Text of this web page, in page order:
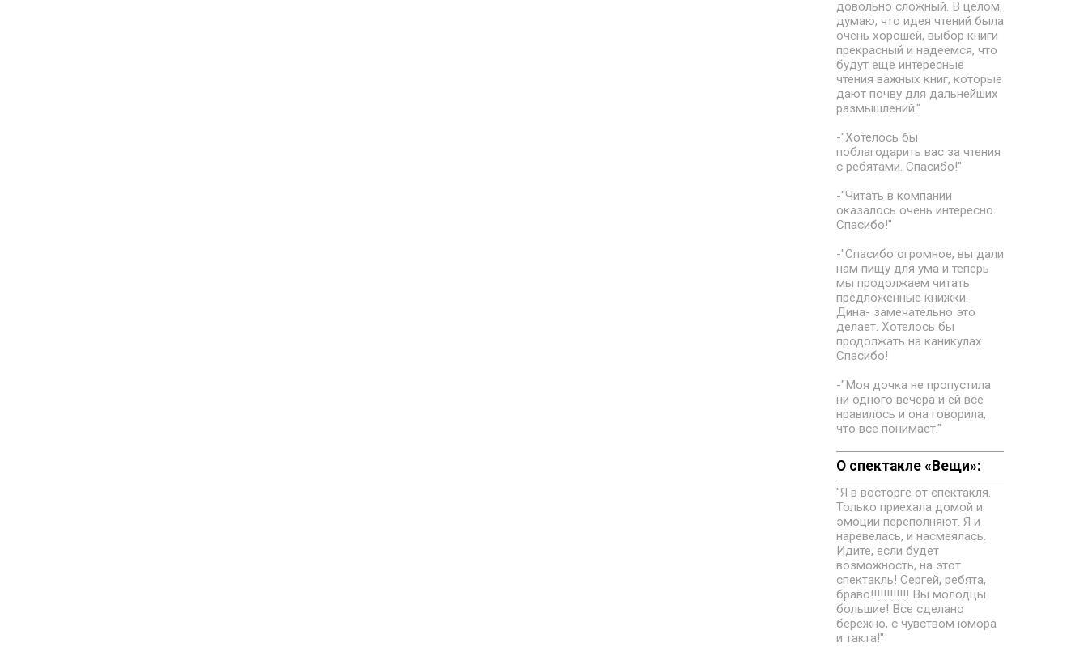
довольно сложный. В целом,
думаю, что идея чтений была
очень хорошей, выбор книги
прекрасный и надеемся, что
будут еще интересные
чтения важных книг, которые
дают почву для дальнейших
размышлений."
-"Хотелось бы
поблагодарить вас за чтения
с ребятами. Спасибо!"
-"Читать в компании
оказалось очень интересно.
Спасибо!"
-"Спасибо огромное, вы дали
нам пищу для ума и теперь
мы продолжаем читать
предложенные книжки.
Дина- замечательно это
делает. Хотелось бы
продолжать на каникулах.
Спасибо!
-"Моя дочка не пропустила
ни одного вечера и ей все
нравилось и она говорила,
что все понимает."
О спектакле «Вещи»:
"Я в восторге от спектакля.
Только приехала домой и
эмоции переполняют. Я и
наревелась, и насмеялась.
Идите, если будет
возможность, на этот
спектакль! Сергей, ребята,
браво!!!!!!!!!!!! Вы молодцы
большие! Все сделано
бережно, с чувством юмора
и такта!"